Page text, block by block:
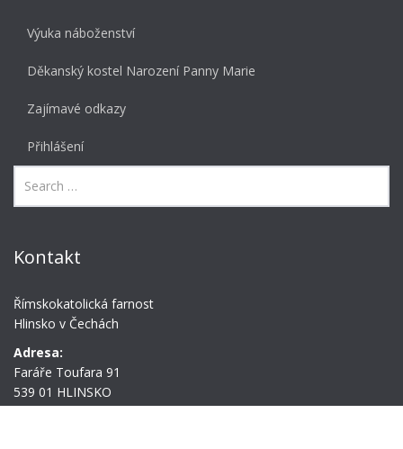
Výuka náboženství
Děkanský kostel Narození Panny Marie
Zajímavé odkazy
Přihlášení
Kontakt
Římskokatolická farnost
Hlinsko v Čechách
Adresa:
Faráře Toufara 91
539 01 HLINSKO